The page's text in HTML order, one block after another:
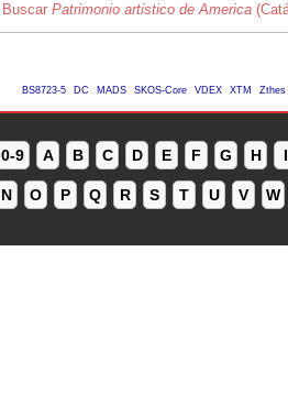
Buscar Patrimonio artistico de America
BS8723-5 DC MADS SKOS-Core VDEX XTM Zthes
0-9 A B C D E F G H I
N O P Q R S T U V W